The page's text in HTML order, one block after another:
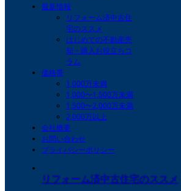
最新情報
リフォーム済中古住
宅のススメ
はじめての不動産売
却・購入お役立ちコ
ラム
価格帯
1,000万未満
1,000〜1,500万未満
1,500〜2,000万未満
2,000万以上
会社概要
お問い合わせ
プライバシーポリシー
リフォーム済中古住宅のススメ